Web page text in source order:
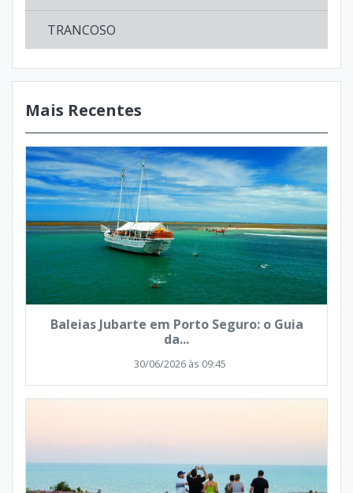
TRANCOSO
Mais Recentes
Baleias Jubarte em Porto Seguro: o Guia
da...
30/06/2026 às 09:45